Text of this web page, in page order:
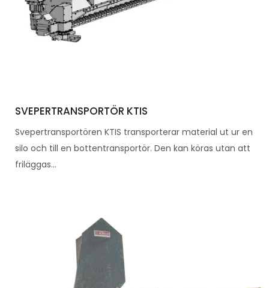
SVEPERTRANSPORTÖR KTIS
Svepertransportören KTIS transporterar material ut ur en
silo och till en bottentransportör. Den kan köras utan att
friläggas...